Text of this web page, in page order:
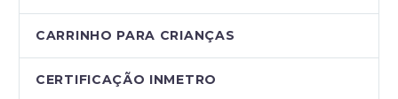
CARRINHO PARA CRIANÇAS
CERTIFICAÇÃO INMETRO